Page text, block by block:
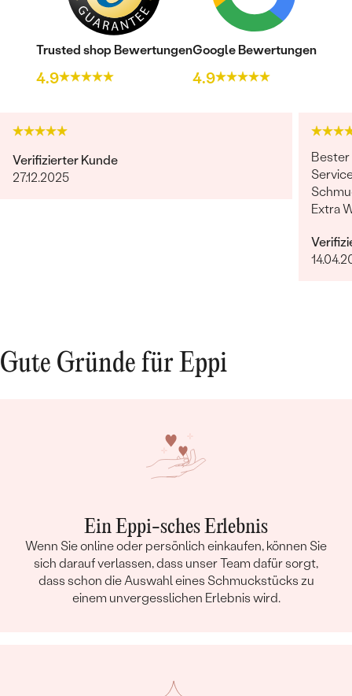
Trusted shop Bewertungen
4.9
Google Bewertungen
4.9
Verifizierter Kunde
27.12.2025
Bester
Extra
Gute Gründe für Eppi
Ein Eppi-sches Erlebnis
Wenn Sie online oder persönlich einkaufen, können Sie
sich darauf verlassen, dass unser Team dafür sorgt,
dass schon die Auswahl eines Schmuckstücks zu
einem unvergesslichen Erlebnis wird.